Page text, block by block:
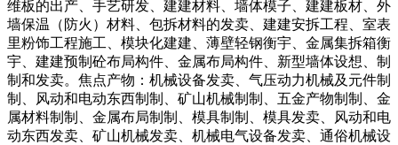
维板的出产、手艺研发、建建材料、墙体模子、建建板材、外
墙保温（防火）材料、包拆材料的发卖、建建安拆工程、室表
里粉饰工程施工、模块化建建、薄壁轻钢衡宇、金属集拆箱衡
宇、建建预制砼布局构件、金属布局构件、新型墙体设想、制
制和发卖。焦点产物：机械设备发卖、气压动力机械及元件制
制、风动和电动东西制制、矿山机械制制、五金产物制制、金
属材料制制、金属布局制制、模具制制、模具发卖、风动和电
动东西发卖、矿山机械发卖、机械电气设备发卖、通俗机械设